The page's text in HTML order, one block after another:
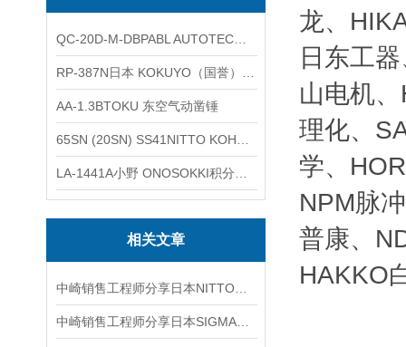
AA-1.3BTOKU 东空气动凿锤
相关文章
龙、
日东工
山电机
理化、
学、
NPM脉
普康、
HAKKO